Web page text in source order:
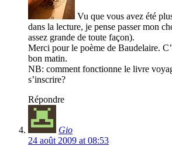
Vu que vous avez été
dans la lecture, je pense passer mon
assez grande de toute façon).
Merci pour le poème de Baudelaire.
bon matin.
NB: comment fonctionne le livre
s’inscrire?
Répondre
Gio
24 août 2009 at 08:53